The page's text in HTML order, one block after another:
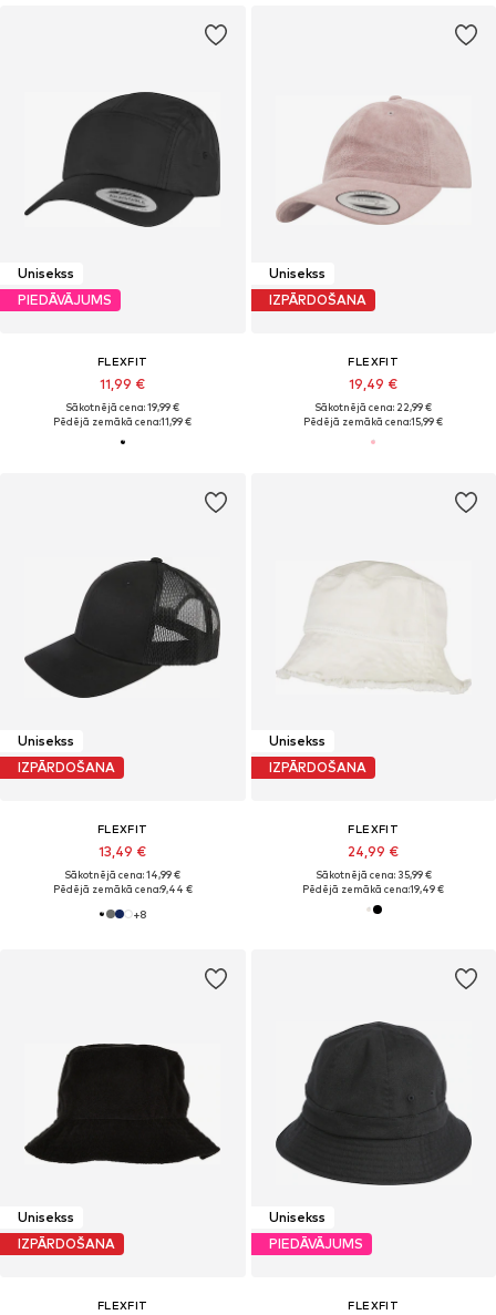
Unisekss
PIEDĀVĀJUMS
FLEXFIT
11,99 €
Sākotnējā cena: 19,99 €
Pēdējā zemākā cena:11,99 €
Unisekss
IZPĀRDOŠANA
FLEXFIT
19,49 €
Sākotnējā cena: 22,99 €
Pēdējā zemākā cena:15,99 €
Unisekss
IZPĀRDOŠANA
FLEXFIT
13,49 €
Sākotnējā cena: 14,99 €
Pēdējā zemākā cena:9,44 €
+8
Unisekss
IZPĀRDOŠANA
FLEXFIT
24,99 €
Sākotnējā cena: 35,99 €
Pēdējā zemākā cena:19,49 €
Unisekss
IZPĀRDOŠANA
FLEXFIT
Unisekss
PIEDĀVĀJUMS
FLEXFIT